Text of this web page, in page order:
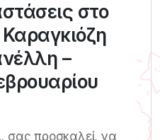
στο
–
προσκαλεί, να